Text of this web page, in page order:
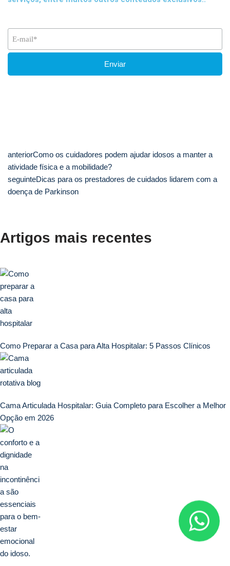
anteriorComo os cuidadores podem ajudar idosos a manter a
atividade física e a mobilidade?
seguinteDicas para os prestadores de cuidados lidarem com a
doença de Parkinson
Artigos mais recentes
Como Preparar a Casa para Alta Hospitalar: 5 Passos Clínicos
Cama Articulada Hospitalar: Guia Completo para Escolher a Melhor
Opção em 2026